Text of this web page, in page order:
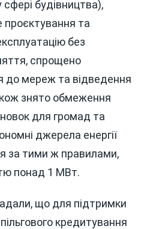
будівництва),
проєктування та
без
спрощено
до мереж та відведення
знято обмеження
для громад та
джерела енергії
за тими ж правилами,
понад 1 МВт.
що для підтримки
кредитування